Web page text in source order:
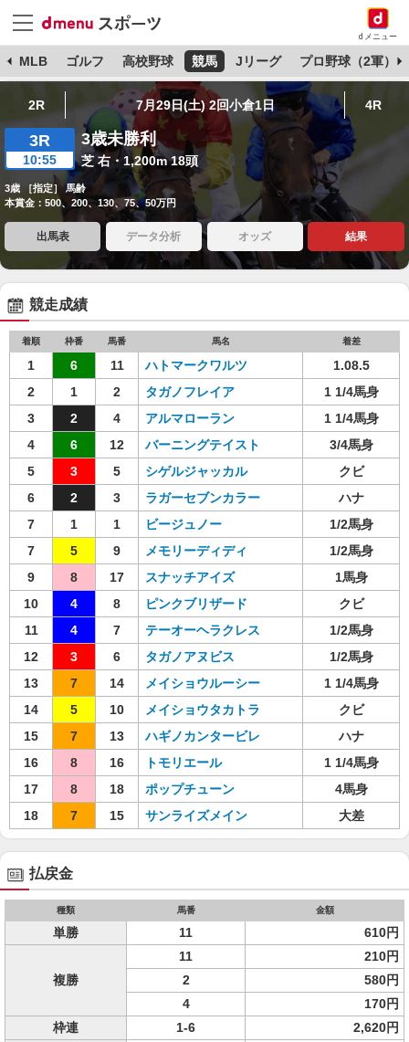
dメニュー
MLB ゴルフ 高校野球 競馬 Jリーグ プロ野球（2軍）
2R 7月29日(土) 2回小倉1日 4R
3R
10:55
3歳未勝利
芝 右・1,200m 18頭
3歳 ［指定］ 馬齢
本賞金：500、200、130、75、50万円
出馬表 データ分析 オッズ 結果
競走成績
着順 枠番 馬番 馬名 着差
1 6 11 ハトマークワルツ
1.08.5
2
1 2 タガノフレイア
1 1/4馬身
3
2 4 アルマローラン
1 1/4馬身
4
6 12 バーニングテイスト
3/4馬身
5
3 5 シゲルジャッカル
クビ
6
2 3 ラガーセブンカラー
ハナ
7
1 1 ビージュノー
1/2馬身
7
5 9 メモリーディディ
1/2馬身
9
8 17 スナッチアイズ
1馬身
10
4 8 ピンクブリザード
クビ
11
4 7 テーオーヘラクレス
1/2馬身
12
3 6 タガノアヌビス
1/2馬身
13
7 14 メイショウルーシー
1 1/4馬身
14
5 10 メイショウタカトラ
クビ
15
7 13 ハギノカンタービレ
ハナ
16
8 16 トモリエール
1 1/4馬身
17
8 18 ポップチューン
4馬身
18
7 15 サンライズメイン 大差
払戻金
種類 馬番 金額
単勝 11 610円
複勝
11
210円
2
580円
4
170円
枠連
1-6
2,620円